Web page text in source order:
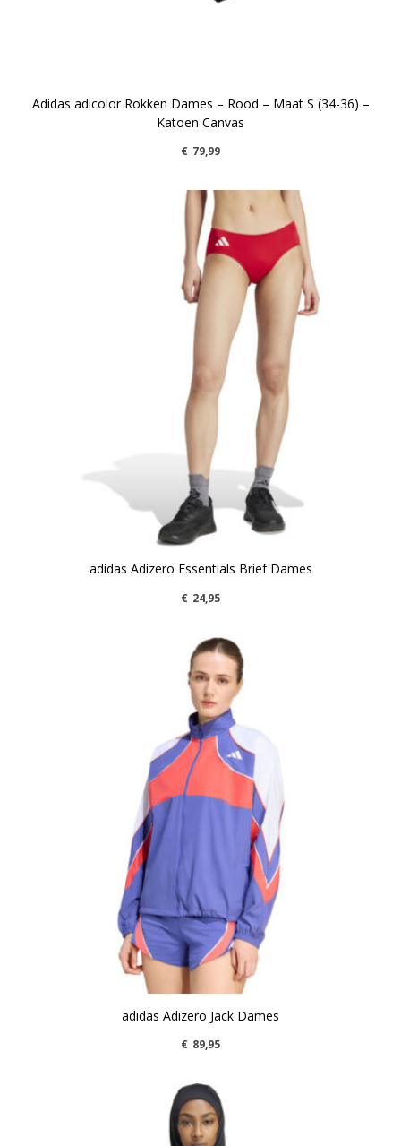
Adidas adicolor Rokken Dames – Rood – Maat S (34-36) –
Katoen Canvas
€ 79,99
adidas Adizero Essentials Brief Dames
€ 24,95
adidas Adizero Jack Dames
€ 89,95